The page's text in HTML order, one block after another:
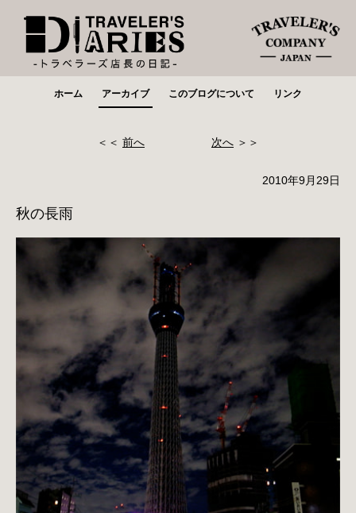
ホーム アーカイブ このブログについて リンク
＜＜ 前へ 次へ ＞＞
2010年9月29日
秋の長雨